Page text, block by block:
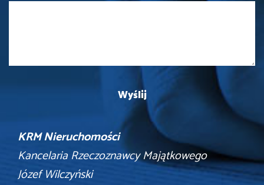
KRM Nieruchomości
Kancelaria Rzeczoznawcy Majątkowego
Józef Wilczyński